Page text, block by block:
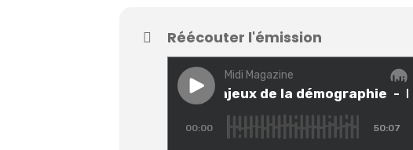
Réécouter l'émission